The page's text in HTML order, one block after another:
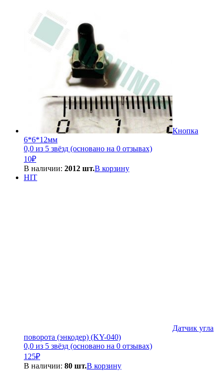
Кнопка
6*6*12мм
0,0 из 5 звёзд (основано на 0 отзывах)
10₽
В наличии: 2012 шт.В корзину
HIT
Датчик угла
поворота (энкодер) (KY-040)
0,0 из 5 звёзд (основано на 0 отзывах)
125₽
В наличии: 80 шт.В корзину